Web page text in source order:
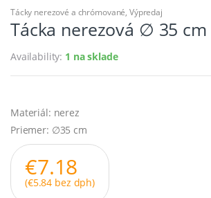
Tácky nerezové a chrómované, Výpredaj
Tácka nerezová ∅ 35 cm
Availability: 1 na sklade
Materiál: nerez
Priemer: ∅35 cm
€7.18
(€5.84 bez dph)